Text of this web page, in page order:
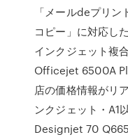
「メールdeプリ
コピー」に対応し
インクジェット複
Officejet 6500A
店の価格情報がリ
ンクジェット・A1
Designjet 70